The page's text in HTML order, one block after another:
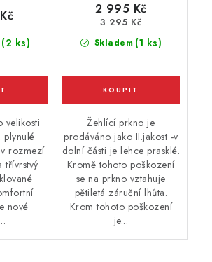
(2 ks)
velikosti
rozmezí
nové
Skladem (1 ks)
2 995 Kč
3 295 Kč
Žehlící prkno je
prodáváno jako II.jakost -v
dolní části je lehce prasklé.
Kromě tohoto poškození
se na prkno vztahuje
pětiletá záruční lhůta.
Krom tohoto poškození
je...